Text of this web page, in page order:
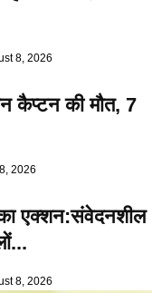
8, 2026
कैप्टन की माैत, 7
2026
एक्शन:संवेदनशील
8, 2026